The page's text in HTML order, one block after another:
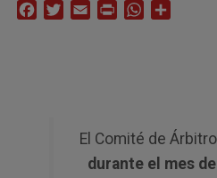
FacebookTwitterEmail Print WhatsApp
El Comité de
durante el mes